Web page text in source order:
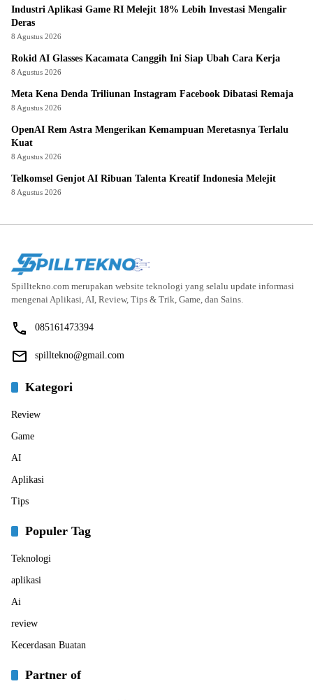
Industri Aplikasi Game RI Melejit 18% Lebih Investasi Mengalir
Deras
8 Agustus 2026
Rokid AI Glasses Kacamata Canggih Ini Siap Ubah Cara Kerja
8 Agustus 2026
Meta Kena Denda Triliunan Instagram Facebook Dibatasi Remaja
8 Agustus 2026
OpenAI Rem Astra Mengerikan Kemampuan Meretasnya Terlalu
Kuat
8 Agustus 2026
Telkomsel Genjot AI Ribuan Talenta Kreatif Indonesia Melejit
8 Agustus 2026
Spilltekno.com merupakan website teknologi yang selalu update informasi
mengenai Aplikasi, AI, Review, Tips & Trik, Game, dan Sains.
085161473394
spilltekno@gmail.com
Kategori
Review
Game
AI
Aplikasi
Tips
Populer Tag
Teknologi
aplikasi
Ai
review
Kecerdasan Buatan
Partner of